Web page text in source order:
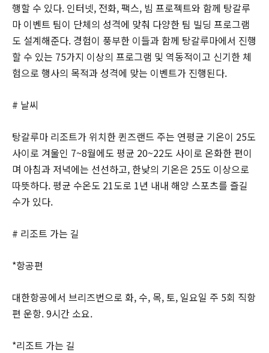
행할 수 있다. 인터넷, 전화, 팩스, 빔 프로젝트와 함께 탕갈루
마 이벤트 팀이 단체의 성격에 맞춰 다양한 팀 빌딩 프로그램
도 설계해준다. 경험이 풍부한 이들과 함께 탕갈루마에서 진행
할 수 있는 75가지 이상의 프로그램 및 역동적이고 신기한 체
험으로 행사의 목적과 성격에 맞는 이벤트가 진행된다.
# 날씨
탕갈루마 리조트가 위치한 퀸즈랜드 주는 연평균 기온이 25도
사이로 겨울인 7~8월에도 평균 20~22도 사이로 온화한 편이
며 아침과 저녁에는 선선하고, 한낮의 기온은 25도 이상으로
따뜻하다. 평균 수온도 21도로 1년 내내 해양 스포츠를 즐길
수가 있다.
# 리조트 가는 길
*항공편
대한항공에서 브리즈번으로 화, 수, 목, 토, 일요일 주 5회 직항
편 운항. 9시간 소요.
*리조트 가는 길